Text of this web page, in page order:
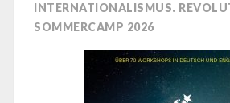
INTERNATIONALISMUS.
SOMMERCAMP 2026